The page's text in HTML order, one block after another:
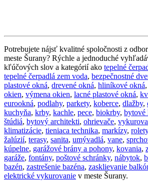
Potrebujete nájsť kvalitné spoločnosti z
meste Šurany? Rýchle a jednoduché
kľúčových slov a kategórií ako tepelné
tepelné čerpadlá zem voda, bezpečnostné
plastové okná, drevené okná, hliníkové okná,
okien, výmena okien, lacné plastové okná,
eurookná, podlahy, parkety, koberce, dlažby,
kuchyňa, krby, kachle, pece, biokrby, bytové
štúdiá, bytový architekti, ohrievače,
klimatizácie, tieniaca technika, markízy, rolety
žalúzií, terasy, sanita, umývadlá, vane,
kúpelne, garážové brány a pohony, kovania,
garáže, fontány, poštové schránky, nábytok,
bazén, zastrešenie bazéna, zasklievanie
elektrické vykurovanie v meste Šurany.